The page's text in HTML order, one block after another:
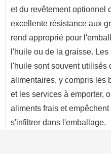
et du revêtement optionnel
excellente résistance aux
rend approprié pour
l'huile ou de la graisse.
l'huile sont souvent
alimentaires, y compris les
et les services à emporter,
aliments frais et
s'infiltrer dans l'emballage.